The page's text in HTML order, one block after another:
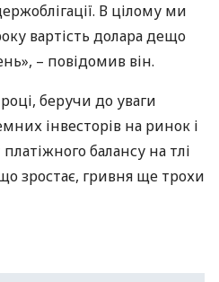
В цілому ми
вартість долара дещо
– повідомив він.
беручи до уваги
інвесторів на ринок і
балансу на тлі
зростає, гривня ще трохи